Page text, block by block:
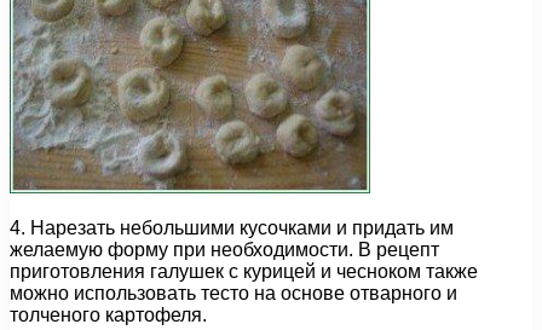
4. Нарезать небольшими кусочками и придать им
желаемую форму при необходимости. В рецепт
приготовления галушек с курицей и чесноком также
можно использовать тесто на основе отварного и
толченого картофеля.